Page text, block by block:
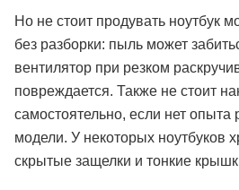
Но не стоит продувать ноутбук
без разборки: пыль может
вентилятор при резком
повреждается. Также не стоит
самостоятельно, если нет опыта
модели. У некоторых ноутбуков
скрытые защелки и тонкие